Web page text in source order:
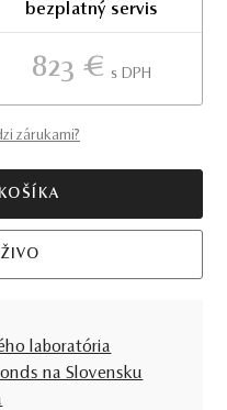
bezplatný servis
823 € S DPH
zárukami?
laboratória
na Slovensku